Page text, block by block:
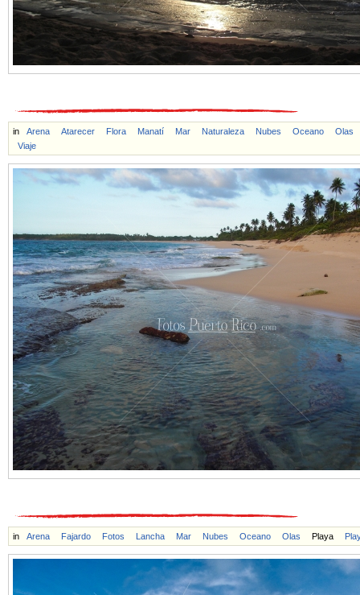
in Arena Atarecer Flora Manatí Mar Naturaleza Nubes Oceano
Olas
Viaje
in Arena Fajardo Fotos Lancha Mar Nubes Oceano Olas Playa